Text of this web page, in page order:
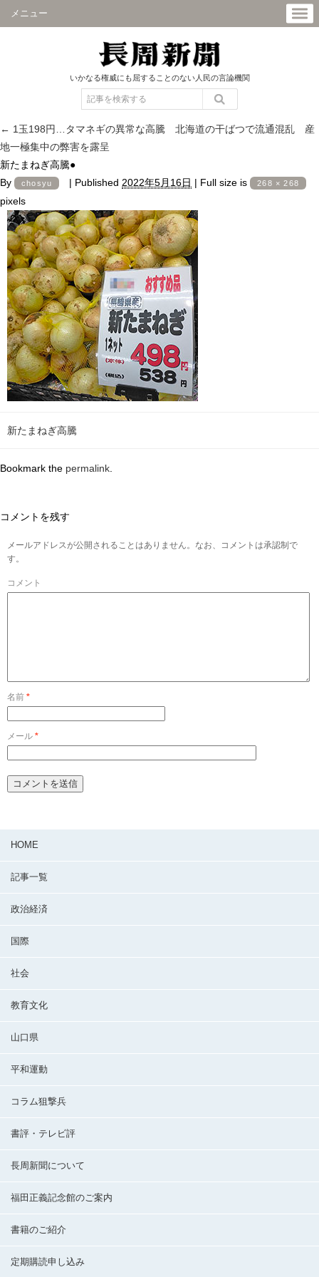
メニュー
いかなる権威にも屈することのない人民の言論機関
← 1玉198円…タマネギの異常な高騰 北海道の干ばつで流通混乱 産
地一極集中の弊害を露呈
新たまねぎ高騰●
By
chosyu | Published 2022年5月16日 | Full size is 268 × 268
pixels
新たまねぎ高騰
Bookmark the permalink
コメントを残す
メールアドレスが公開されることはありません。なお、コメントは承認制で
す。
コメント
名前 *
メール *
HOME
記事一覧
政治経済
国際
社会
教育文化
山口県
平和運動
コラム狙撃兵
書評・テレビ評
長周新聞について
福田正義記念館のご案内
書籍のご紹介
定期購読申し込み